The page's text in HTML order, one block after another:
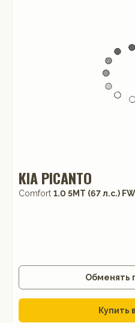
KIA PICANTO
Comfort 1.0 5МТ (67 л.с.)
Обменять
Купить